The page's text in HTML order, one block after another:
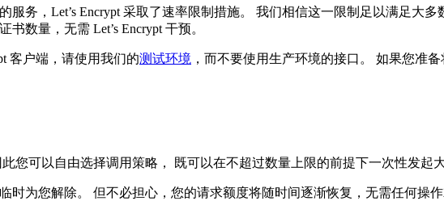
服务，Let’s Encrypt 采取了速率限制措施。 我们相信这一限制足以满足大
数量，无需 Let’s Encrypt 干预。
客户端，请使用我们的测试环境 ，而不要使用生产环境的接口。 如果您准
您可以自由选择调用策略， 既可以在不超过数量上限的前提下一次性发起
时为您解除。 但不必担心，您的请求额度将随时间逐渐恢复，无需任何操